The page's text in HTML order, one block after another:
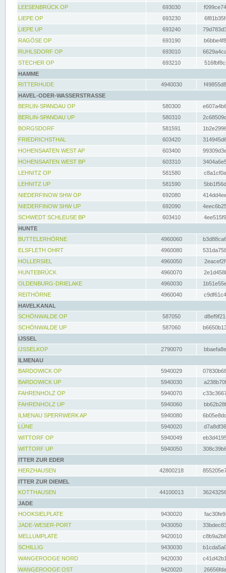
LEESENBRÜCK OP
693030
LIEPE OP
693230
LIEPE UP
693240
RAGÖSE OP
693190
RUHLSDORF OP
693010
STECHER OP
693210
HAMME
RITTERHUDE
4940030
HAVEL-ODER-WASSERSTRASSE
BERLIN-SPANDAU OP
580300
BERLIN-SPANDAU UP
580310
BORGSDORF
581591
FRIEDRICHSTHAL
603420
HOHENSAATEN WEST AP
603400
HOHENSAATEN WEST BP
603310
LEHNITZ OP
581580
LEHNITZ UP
581590
NIEDERFINOW SHW OP
692080
NIEDERFINOW SHW UP
692090
SCHWEDT SCHLEUSE BP
603410
HUNTE
BUTTELERHÖRNE
4960060
ELSFLETH OHRT
4960080
HOLLERSIEL
4960050
HUNTEBRÜCK
4960070
OLDENBURG-DRIELAKE
4960030
REITHÖRNE
4960040
HAVELKANAL
SCHÖNWALDE OP
587050
SCHÖNWALDE UP
587060
IJSSEL
IJSSELKOP
2790070
ILMENAU
BARDOWICK OP
5940029
BARDOWICK UP
5940030
FAHRENHOLZ OP
5940070
FAHRENHOLZ UP
5940060
ILMENAU SPERRWERK AP
5940080
LÜNE
5940020
WITTORF OP
5940049
WITTORF UP
5940050
ITTER ZUR EDER
HERZHAUSEN
42800218
ITTER ZUR DIEMEL
KOTTHAUSEN
44100013
JADE
HOOKSIELPLATE
9430020
JADE-WESER-PORT
9430050
MELLUMPLATE
9420010
SCHILLIG
9430030
WANGEROOGE NORD
9420030
WANGEROOGE OST
9420020